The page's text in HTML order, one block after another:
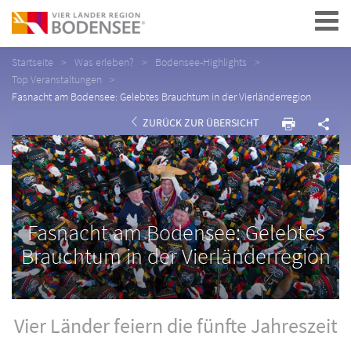
Navigation
Startseite Was erleben?
Bodensee-Highlights
Top Veranstaltungen
Fasnacht am Bodensee: Gelebtes Brauchtum in der Vierländerregion
ZURÜCK ZUR ÜBERSICHT
Fasnacht am Bodensee: Gelebtes
Brauchtum in der Vierländerregion
Vier Länder feiern die fünfte Jahreszeit